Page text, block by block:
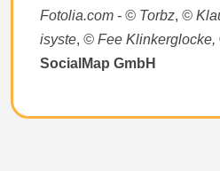
Fotolia.com - © Torbz, ©
isyste, © Fee Klinkerglocke,
SocialMap GmbH